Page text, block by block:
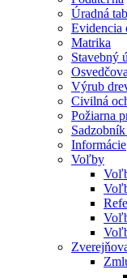
Úradná
Evidencia
Matrika
Stavebný
Výrub
Civilná
Požiarna
Informácie
Voľby